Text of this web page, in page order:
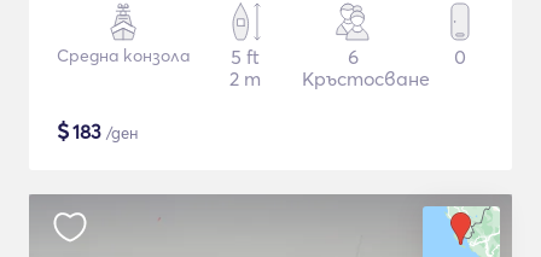
Средна конзола
5 ft
2 m
6
Кръстосване
0
$183 /ден